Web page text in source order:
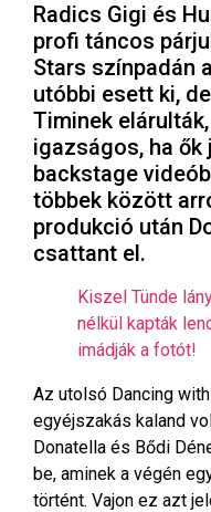
Radics Gigi és
profi táncos
Stars színpadán
utóbbi esett ki,
Timinek
igazságos, ha ők
backstage
többek között
produkció után
csattant el.
Kiszel Tünde
nélkül kapták
imádják a fotót!
Az utolsó Dancing
egyéjszakás kaland
Donatella és Bődi
be, aminek a végén
történt. Vajon ez azt